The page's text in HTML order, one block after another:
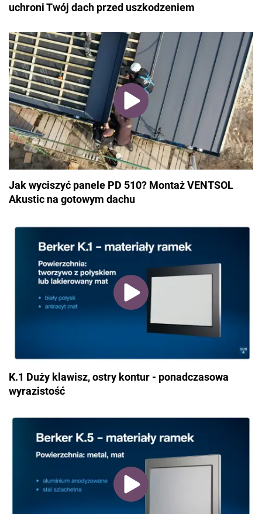
uchroni Twój dach przed uszkodzeniem
Jak wyciszyć panele PD 510? Montaż VENTSOL
Akustic na gotowym dachu
K.1 Duży klawisz, ostry kontur - ponadczasowa
wyrazistość